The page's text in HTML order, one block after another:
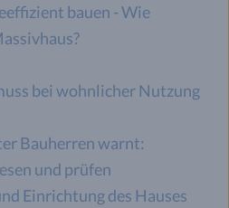
bauen - Wie
bei wohnlicher Nutzung
Bauherren warnt:
und prüfen
Einrichtung des Hauses